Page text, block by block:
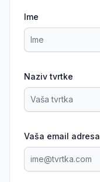
Ime
Naziv tvrtke
Vaša email adresa